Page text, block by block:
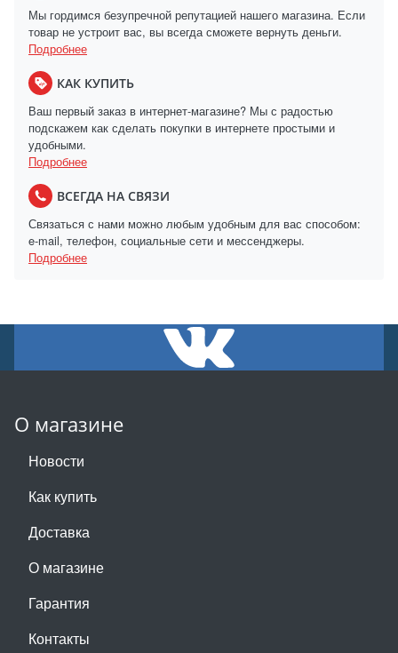
Мы гордимся безупречной репутацией нашего магазина. Если
товар не устроит вас, вы всегда сможете вернуть деньги.
Подробнее
КАК КУПИТЬ
Ваш первый заказ в интернет-магазине? Мы с радостью
подскажем как сделать покупки в интернете простыми и
удобными.
Подробнее
ВСЕГДА НА СВЯЗИ
Связаться с нами можно любым удобным для вас способом:
e-mail, телефон, социальные сети и мессенджеры.
Подробнее
О магазине
Новости
Как купить
Доставка
О магазине
Гарантия
Контакты